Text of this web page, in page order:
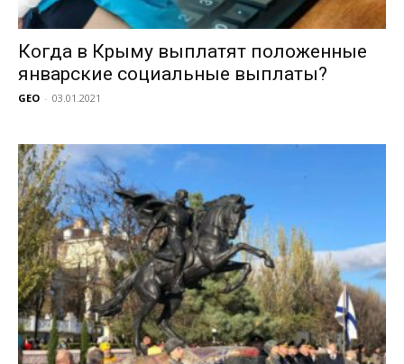
Когда в Крыму выплатят положенные
январские социальные выплаты?
GEO - 03.01.2021